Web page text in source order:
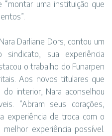
uma instituição que
Darliane Dors, contou um
sua experiência
o trabalho do Funarpen
Aos novos titulares que
do interior, Nara aconselhou
“Abram seus corações,
experiência de troca com o
experiência possível.